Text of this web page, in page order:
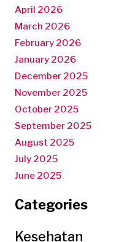
April 2026
March 2026
February 2026
January 2026
December 2025
November 2025
October 2025
September 2025
August 2025
July 2025
June 2025
Categories
Kesehatan